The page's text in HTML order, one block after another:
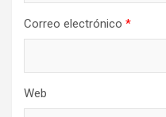
Correo electrónico *
Web